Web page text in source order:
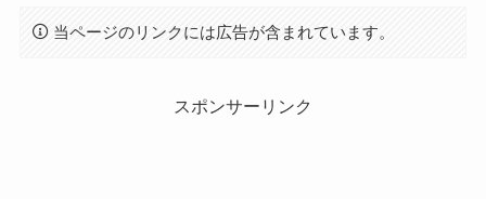
当ページのリンクには広告が含まれています。
スポンサーリンク